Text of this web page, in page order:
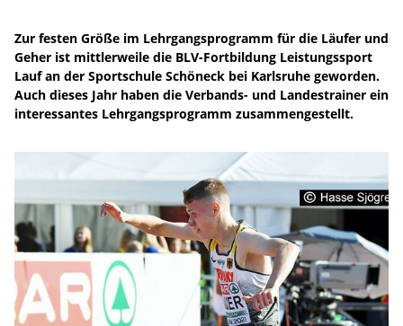
Zur festen Größe im Lehrgangsprogramm für die Läufer und
Geher ist mittlerweile die BLV-Fortbildung Leistungssport
Lauf an der Sportschule Schöneck bei Karlsruhe geworden.
Auch dieses Jahr haben die Verbands- und Landestrainer ein
interessantes Lehrgangsprogramm zusammengestellt.